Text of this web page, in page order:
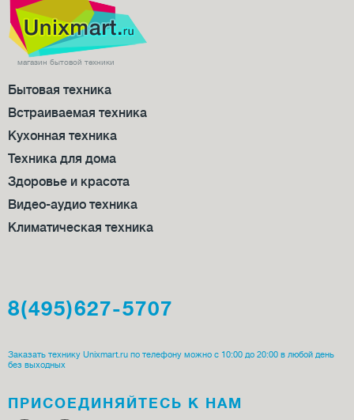
магазин бытовой техники
Бытовая техника
Встраиваемая техника
Кухонная техника
Техника для дома
Здоровье и красота
Видео-аудио техника
Климатическая техника
8(495)627-5707
Заказать технику Unixmart.ru по телефону можно с 10:00 до 20:00 в любой день
без выходных
ПРИСОЕДИ­НЯЙТЕСЬ К НАМ